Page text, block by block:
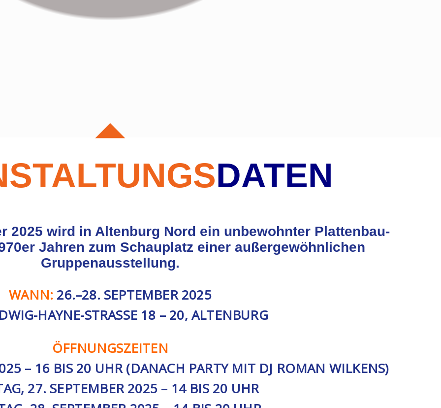
DATEN
2025 wird in Altenburg Nord ein unbewohnter Plattenbau-
Jahren zum Schauplatz einer außergewöhnlichen
Gruppenausstellung.
WANN: 26.–28. SEPTEMBER 2025
HAYNE-STRASSE 18 – 20, ALTENBURG
ÖFFNUNGSZEITEN
– 16 BIS 20 UHR (DANACH PARTY MIT DJ ROMAN WILKENS)
27. SEPTEMBER 2025 – 14 BIS 20 UHR